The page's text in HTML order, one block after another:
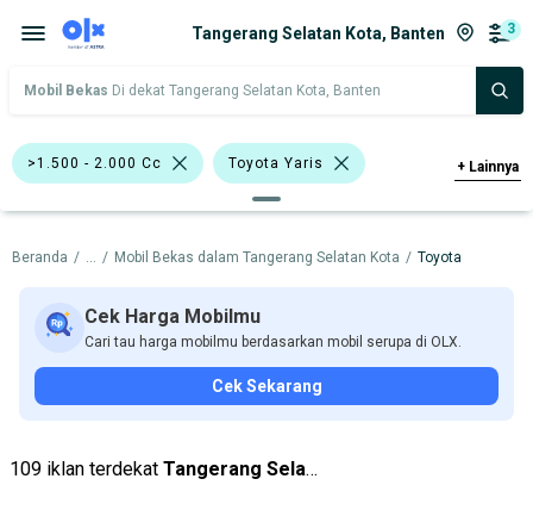
Tangerang Selatan Kota, Banten 3
Mobil Bekas Di dekat Tangerang Selatan Kota, Banten
>1.500 - 2.000 Cc Toyota Yaris
Toyota
Harga Merek Dan Model Tahun
Tipe Bodi Tipe Membership
+ Lainnya
Beranda / ... / Mobil Bekas dalam Tangerang Selatan Kota / Toyota
Cek Harga Mobilmu
Cari tau harga mobilmu berdasarkan mobil serupa di OLX.
Cek Sekarang
109 iklan terdekat Tangerang Selatan Kota